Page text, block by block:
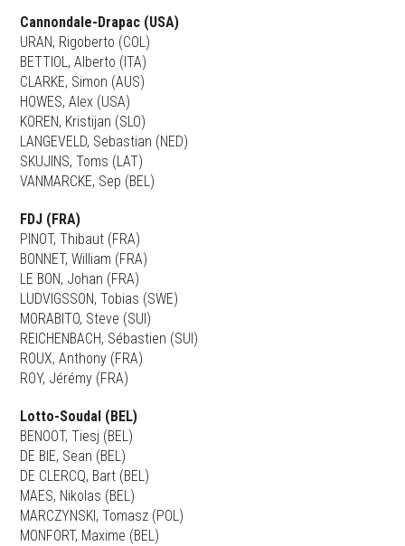
Cannondale-Drapac (USA)
URAN, Rigoberto (COL)
BETTIOL, Alberto (ITA)
CLARKE, Simon (AUS)
HOWES, Alex (USA)
KOREN, Kristijan (SLO)
LANGEVELD, Sebastian (NED)
SKUJINS, Toms (LAT)
VANMARCKE, Sep (BEL)
FDJ (FRA)
PINOT, Thibaut (FRA)
BONNET, William (FRA)
LE BON, Johan (FRA)
LUDVIGSSON, Tobias (SWE)
MORABITO, Steve (SUI)
REICHENBACH, Sébastien (SUI)
ROUX, Anthony (FRA)
ROY, Jérémy (FRA)
Lotto-Soudal (BEL)
BENOOT, Tiesj (BEL)
DE BIE, Sean (BEL)
DE CLERCQ, Bart (BEL)
MAES, Nikolas (BEL)
MARCZYNSKI, Tomasz (POL)
MONFORT, Maxime (BEL)